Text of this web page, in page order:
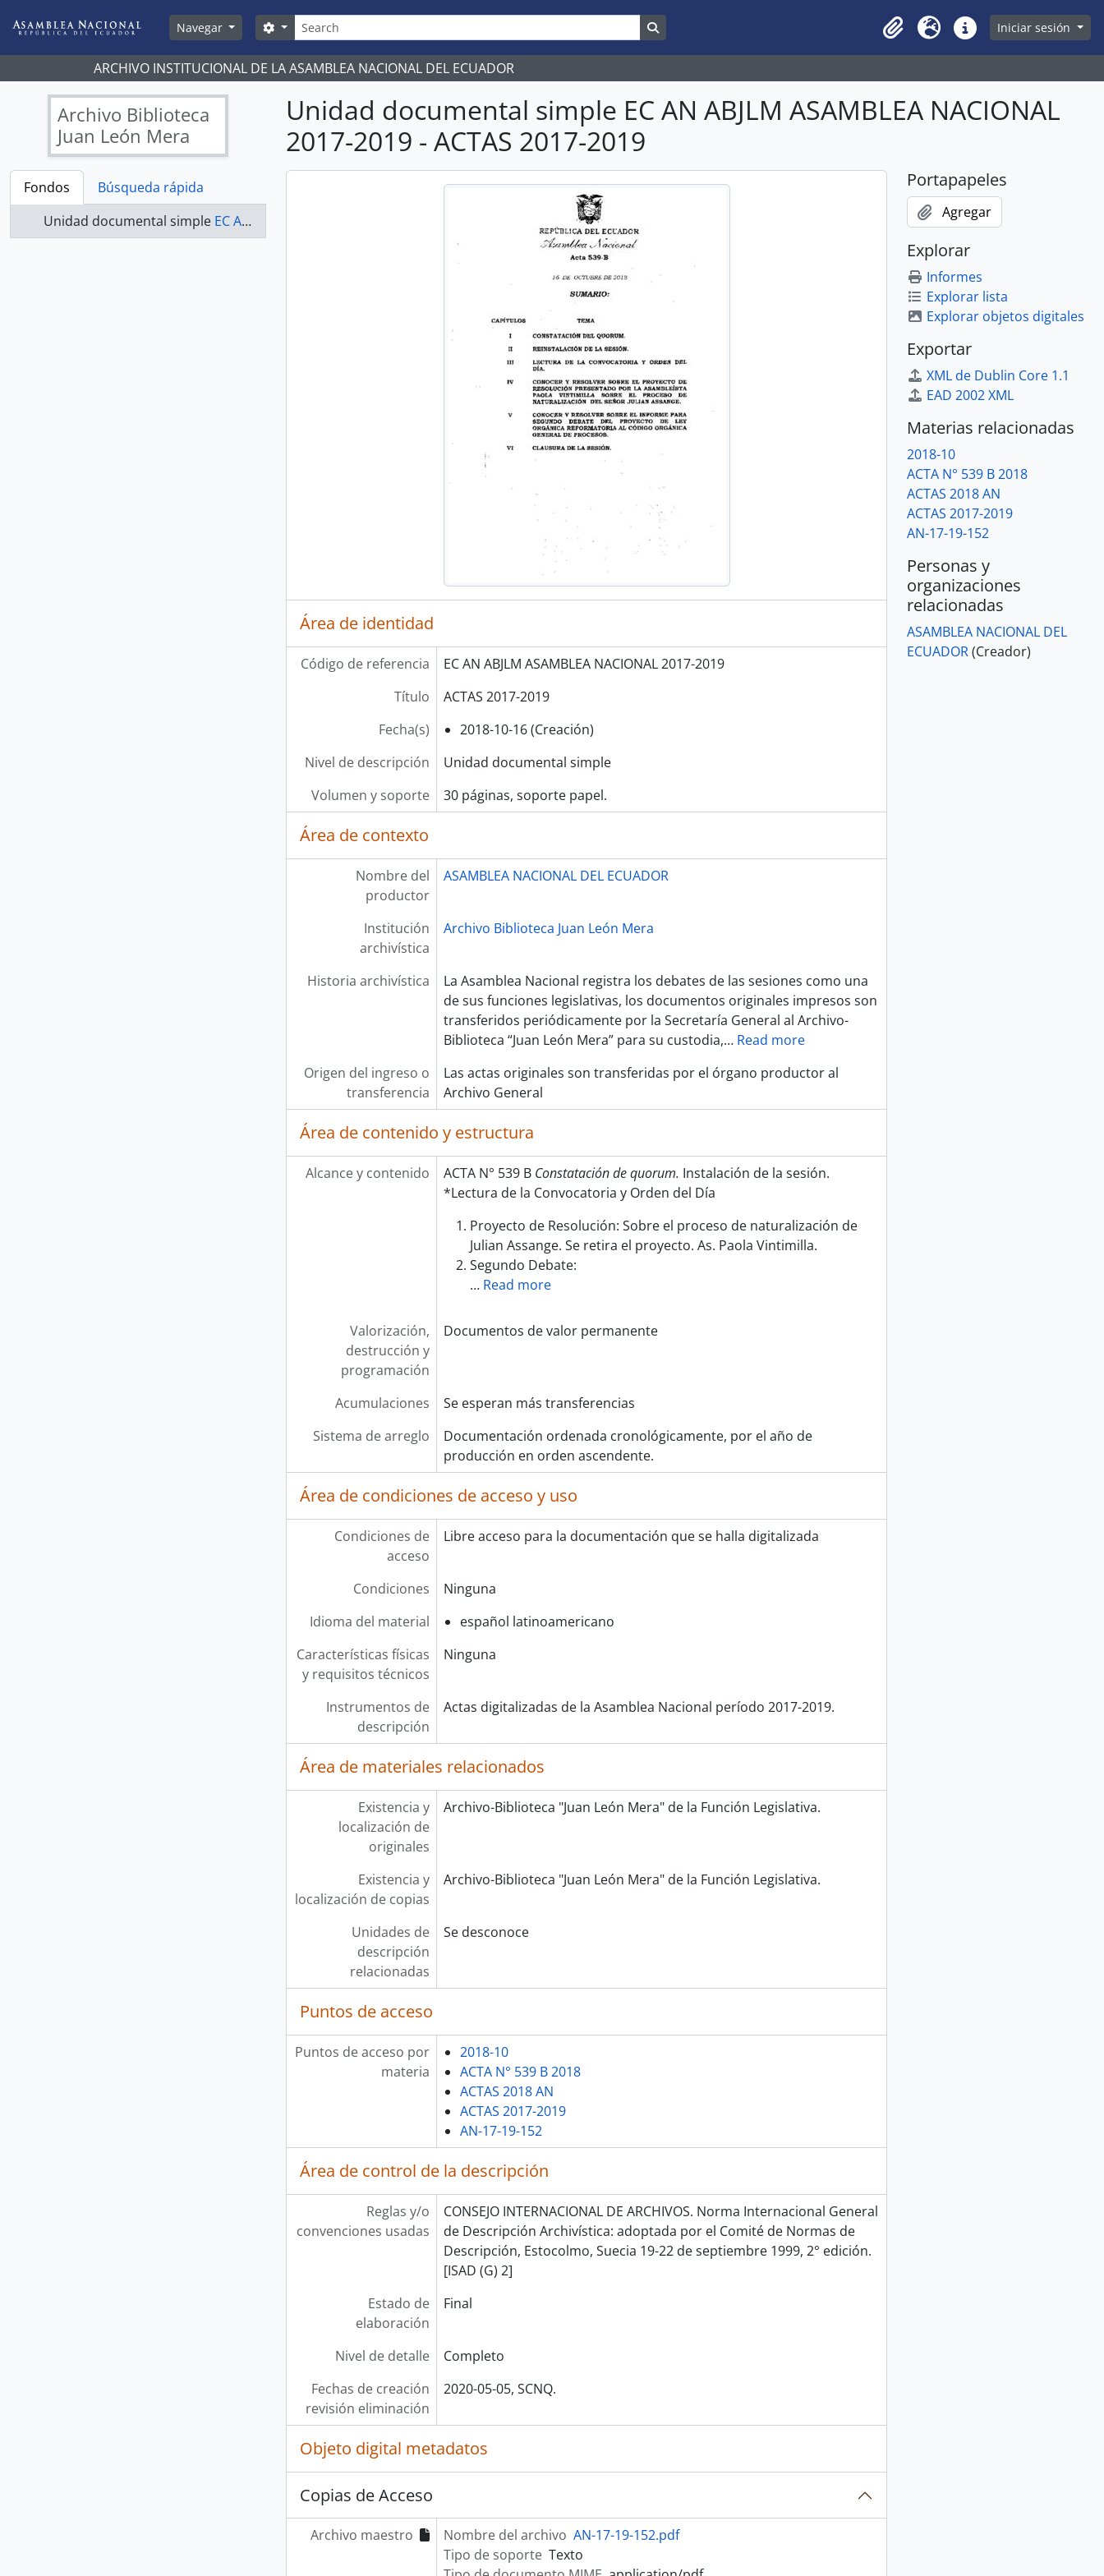
Navegar
Búsqueda
Search options
Clipboard
Idioma Enlaces rápidos
Iniciar sesión
ARCHIVO INSTITUCIONAL DE LA ASAMBLEA NACIONAL DEL ECUADOR
Archivo Biblioteca
Juan León Mera
Fondos
Búsqueda rápida
Unidad documental simple EC AN ABJLM ASAMBLEA NACIONAL 2017-2019 - ACTAS 2017-2019
Unidad documental simple EC AN ABJLM ASAMBLEA NACIONAL
2017-2019 - ACTAS 2017-2019
Área de identidad
Código de referencia
EC AN ABJLM ASAMBLEA NACIONAL 2017-2019
Título
ACTAS 2017-2019
Fecha(s)
2018-10-16 (Creación)
Nivel de descripción
Unidad documental simple
Volumen y soporte
30 páginas, soporte papel.
Área de contexto
Nombre del
productor
ASAMBLEA NACIONAL DEL ECUADOR
Institución
archivística
Archivo Biblioteca Juan León Mera
Historia archivística
La Asamblea Nacional registra los debates de las sesiones como una
de sus funciones legislativas, los documentos originales impresos son
transferidos periódicamente por la Secretaría General al Archivo-
Biblioteca “Juan León Mera” para su custodia,… Read more
Origen del ingreso o
transferencia
Las actas originales son transferidas por el órgano productor al
Archivo General
Área de contenido y estructura
Alcance y contenido ACTA N° 539 B Constatación de quorum. Instalación de la sesión.
*Lectura de la Convocatoria y Orden del Día
Proyecto de Resolución: Sobre el proceso de naturalización de
Julian Assange. Se retira el proyecto. As. Paola Vintimilla.
Segundo Debate:
… Read more
Valorización,
destrucción y
programación
Documentos de valor permanente
Acumulaciones
Se esperan más transferencias
Sistema de arreglo
Documentación ordenada cronológicamente, por el año de
producción en orden ascendente.
Área de condiciones de acceso y uso
Condiciones de
acceso
Libre acceso para la documentación que se halla digitalizada
Condiciones
Ninguna
Idioma del material
español latinoamericano
Características físicas
y requisitos técnicos
Ninguna
Instrumentos de
descripción
Actas digitalizadas de la Asamblea Nacional período 2017-2019.
Área de materiales relacionados
Existencia y
localización de
originales
Archivo-Biblioteca "Juan León Mera" de la Función Legislativa.
Existencia y
localización de copias
Archivo-Biblioteca "Juan León Mera" de la Función Legislativa.
Unidades de
descripción
relacionadas
Se desconoce
Puntos de acceso
Puntos de acceso por
materia
2018-10
ACTA N° 539 B 2018
ACTAS 2018 AN
ACTAS 2017-2019
AN-17-19-152
Área de control de la descripción
Reglas y/o
convenciones usadas
CONSEJO INTERNACIONAL DE ARCHIVOS. Norma Internacional General
de Descripción Archivística: adoptada por el Comité de Normas de
Descripción, Estocolmo, Suecia 19-22 de septiembre 1999, 2° edición.
[ISAD (G) 2]
Estado de
elaboración
Final
Nivel de detalle
Completo
Fechas de creación
revisión eliminación
2020-05-05, SCNQ.
Objeto digital metadatos
Copias de Acceso
Archivo maestro Nombre del archivo AN-17-19-152.pdf
Tipo de soporte Texto
Portapapeles
Agregar
Explorar
Informes
Explorar lista
Explorar objetos digitales
Exportar
XML de Dublin Core 1.1
EAD 2002 XML
Materias relacionadas
2018-10
ACTA N° 539 B 2018
ACTAS 2018 AN
ACTAS 2017-2019
AN-17-19-152
Personas y
organizaciones
relacionadas
ASAMBLEA NACIONAL DEL
ECUADOR(Creador)